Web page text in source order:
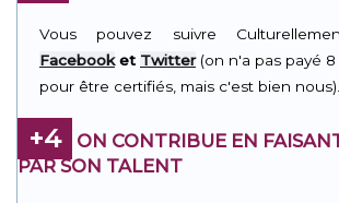
Vous pouvez suivre
Facebooket Twitter(on n'a pas payé
pour être certifiés, mais c'est bien nous).
+4
ON CONTRIBUE EN
PAR SON TALENT